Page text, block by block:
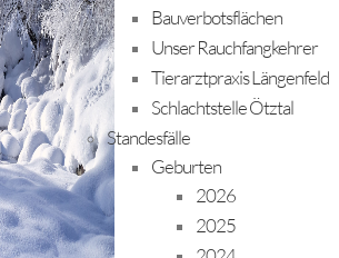
Bauverbotsflächen
Unser Rauchfangkehrer
Tierarztpraxis Längenfeld
Schlachtstelle Ötztal
Standesfälle
Geburten
2026
2025